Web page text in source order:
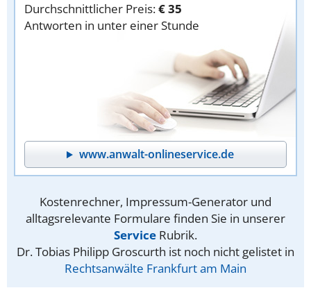
Durchschnittlicher Preis:€ 35
Antworten in unter einer Stunde
www.anwalt-onlineservice.de
Kostenrechner, Impressum-Generator und
alltagsrelevante Formulare finden Sie in unserer
Service Rubrik.
Dr. Tobias Philipp Groscurth ist noch nicht gelistet in
Rechtsanwälte Frankfurt am Main